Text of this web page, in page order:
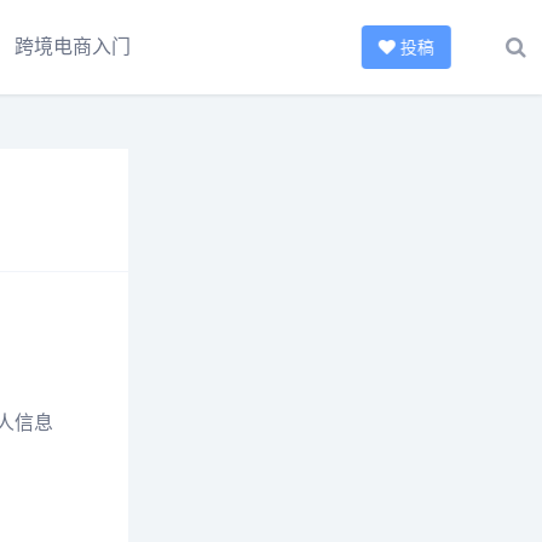
跨境电商入门 投稿
信息